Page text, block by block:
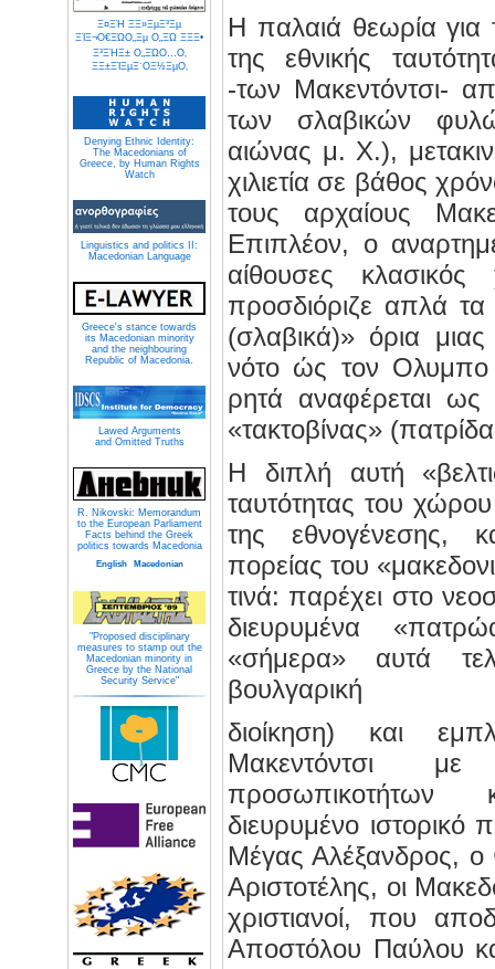
Ξ¤ΞΉ Ξ­Ξ»ΞµΞ³Ξµ
ΞΊΞ¬Ο€ΞΏΟ„Ξµ Ο„ΞΏ ΞΞΞ•
Ξ³ΞΉΞ± Ο„ΞΏΟ…Ο‚
ΞΞ±ΞΊΞµΞ΄ΟΞ½ΞµΟ‚
Denying Ethnic Identity:
The Macedonians of
Greece, by Human Rights
Watch
Linguistics and politics II:
Macedonian Language
Greece's stance towards
its Macedonian minority
and the neighbouring
Republic of Macedonia.
Lawed Arguments
and Omitted Truths
R. Nikovski: Memorandum
to the European Parliament
Facts behind the Greek
politics towards Macedonia
English Macedonian
"Proposed disciplinary
measures to stamp out the
Macedonian minority in
Greece by the National
Security Service"
Η παλαιά θεωρία
της εθνικής
-των Μακεντόντσι-
των σλαβικών
αιώνας μ. Χ.),
χιλιετία σε βάθος
τους αρχαίους
Επιπλέον, ο
αίθουσες
προσδιόριζε απλά τα
(σλαβικά)» όρια
νότο ώς τον Ολυμπο
ρητά αναφέρεται ως
«τακτοβίνας»
Η διπλή αυτή
ταυτότητας του
της εθνογένεσης,
πορείας του
τινά: παρέχει στο
διευρυμένα
«σήμερα» αυτά
βουλγαρική
διοίκηση) και
Μακεντόντσι
διευρυμένο ιστορικό
Μέγας Αλέξανδρος,
Αριστοτέλης, οι
χριστιανοί, που
Αποστόλου Παύλου